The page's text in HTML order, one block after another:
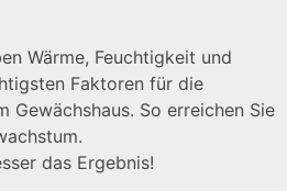
Wärme, Feuchtigkeit und
Faktoren für die
Gewächshaus. So erreichen Sie
das Ergebnis!